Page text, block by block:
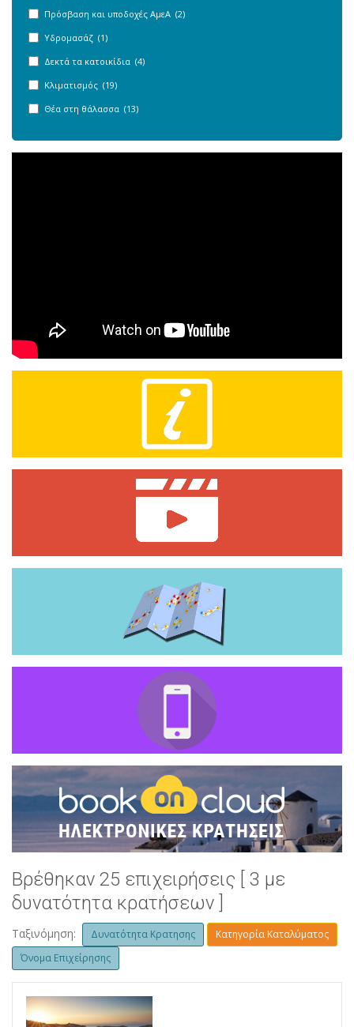
Πρόσβαση και υποδοχές ΑμεΑ (2)
Υδρομασάζ (1)
Δεκτά τα κατοικίδια (4)
Κλιματισμός (19)
Θέα στη θάλασσα (13)
Βρέθηκαν 25 επιχειρήσεις [ 3 με
δυνατότητα κρατήσεων ]
Ταξινόμηση: Δυνατότητα Κρατησης
Κατηγορία Καταλύματος
Όνομα Επιχείρησης